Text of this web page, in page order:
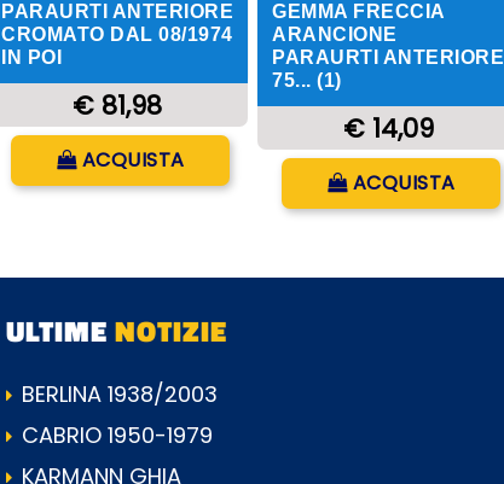
PARAURTI ANTERIORE
CROMATO DAL 08/1974
IN POI
€ 81,98
Quantità
ACQUISTA
GEMMA FRECCIA
ARANCIONE
PARAURTI ANTERIORE
75... (1)
€ 14,09
Quantità
ACQUISTA
ULTIMENOTIZIE
BERLINA 1938/2003
CABRIO 1950-1979
KARMANN GHIA